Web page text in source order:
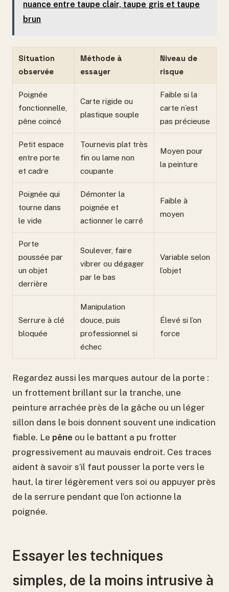
nuance entre taupe clair, taupe gris et taupe
brun
Situation
observée
Méthode à
essayer
Niveau de
risque
Poignée
fonctionnelle,
pêne coincé
Carte rigide ou
plastique souple
Faible si la
carte n’est
pas précieuse
Petit espace
entre porte
et cadre
Tournevis plat très
fin ou lame non
coupante
Moyen pour
la peinture
Poignée qui
tourne dans
le vide
Démonter la
poignée et
actionner le carré
Faible à
moyen
Porte
poussée par
un objet
derrière
Soulever, faire
vibrer ou dégager
par le bas
Variable selon
l’objet
Serrure à clé
bloquée
Manipulation
douce, puis
professionnel si
échec
Élevé si l’on
force
Regardez aussi les marques autour de la porte :
un frottement brillant sur la tranche, une
peinture arrachée près de la gâche ou un léger
sillon dans le bois donnent souvent une indication
fiable. Le pêne ou le battant a pu frotter
progressivement au mauvais endroit. Ces traces
aident à savoir s’il faut pousser la porte vers le
haut, la tirer légèrement vers soi ou appuyer près
de la serrure pendant que l’on actionne la
poignée.
Essayer les techniques
simples, de la moins intrusive à